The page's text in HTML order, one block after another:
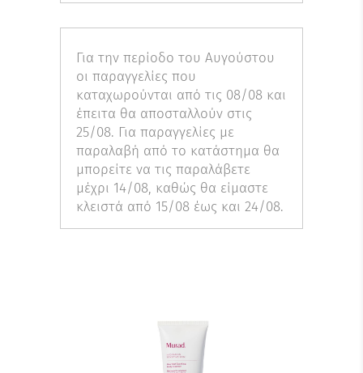
Για την περίοδο του Αυγούστου
οι παραγγελίες που
καταχωρούνται από τις 08/08 και
έπειτα θα αποσταλλούν στις
25/08. Για παραγγελίες με
παραλαβή από το κατάστημα θα
μπορείτε να τις παραλάβετε
μέχρι 14/08, καθώς θα είμαστε
κλειστά από 15/08 έως και 24/08.